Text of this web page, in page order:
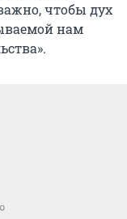
чтобы дух
нам